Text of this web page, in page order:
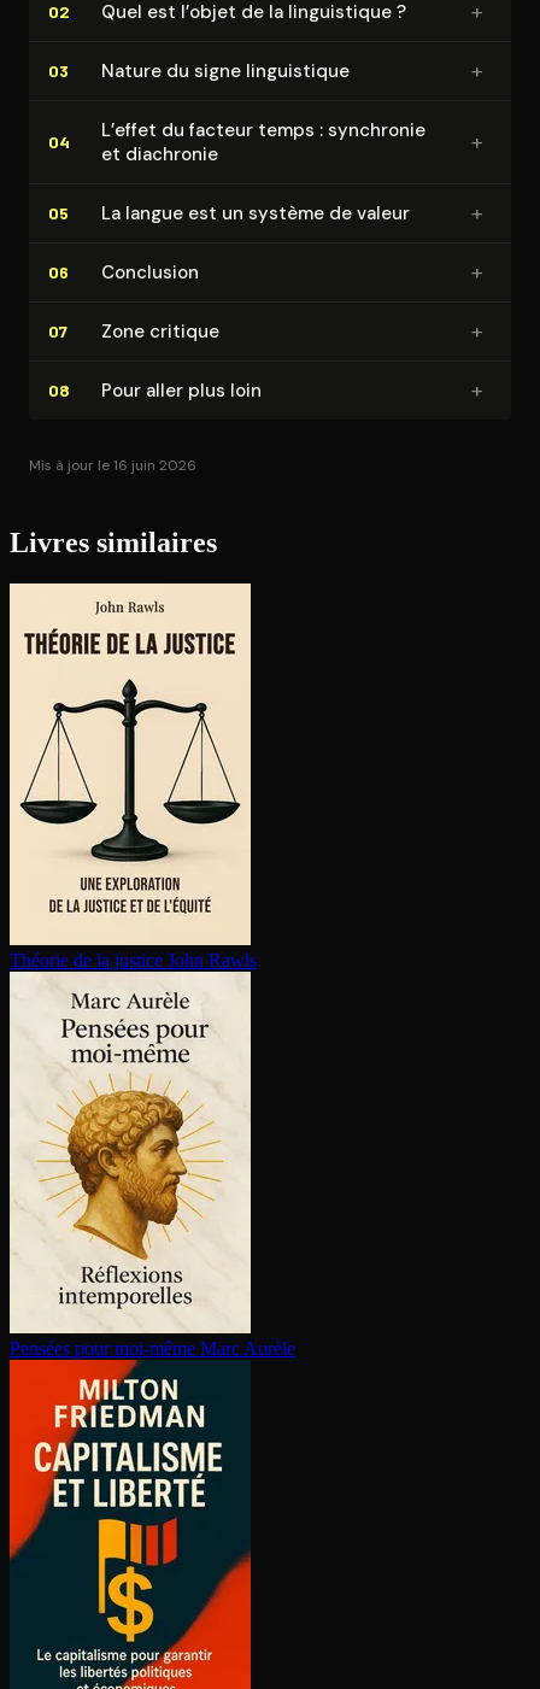
02 Quel est l’objet de la lin­guis­tique ? +
03 Nature du signe lin­guis­tique +
04
L’effet du facteur temps : synchronie
et diachronie
+
05 La langue est un système de valeur +
06 Conclusion +
07 Zone critique +
08 Pour aller plus loin +
Mis à jour le 16 juin 2026
Livres similaires
Théorie de la justice John Rawls
Pensées pour moi-même Marc Aurèle